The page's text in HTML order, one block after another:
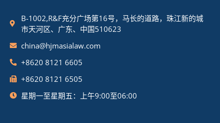
B-1002,R&F充分广场第16号，马长的道路，珠江新的城
市天河区、广东、中国510623
china@hjmasialaw.com
+8620 8121 6605
+8620 8121 6505
星期一至星期五：上午9:00至06:00